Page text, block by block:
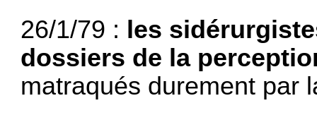
26/1/79 : les
dossiers de la
matraqués durement par